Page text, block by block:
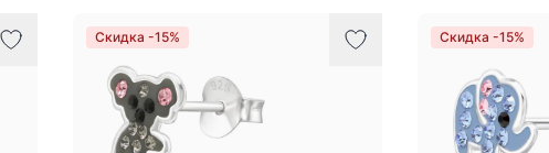
Скидка -15% Скидка -15%